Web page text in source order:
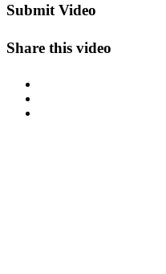
Submit Video
Share this video